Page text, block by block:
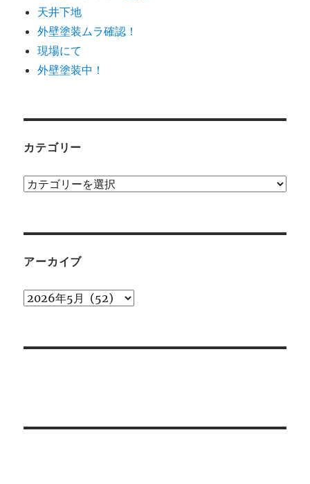
天井下地
外壁塗装ムラ確認！
現場にて
外壁塗装中！
カテゴリー
カ
ー
アーカイブ
ア